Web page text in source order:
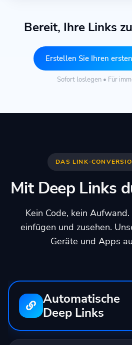
Bereit, Ihre Links
Erstellen Sie Ihren
Sofort loslegen • Für
DAS LINK-
Mit Deep Links
Kein Code, kein
einfügen und zusehen.
Geräte und Apps
Automatische
Deep Links
Eingabe: